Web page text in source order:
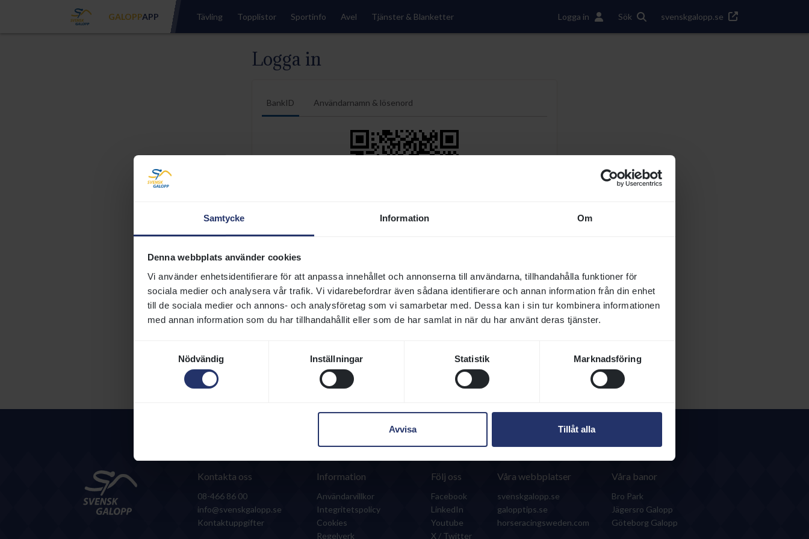
Samtycke Information Om
Denna webbplats använder cookies
Vi använder enhetsidentifierare för att anpassa innehållet och annonserna till användarna, tillhandahålla funktioner för
sociala medier och analysera vår trafik. Vi vidarebefordrar även sådana identifierare och annan information från din enhet
till de sociala medier och annons- och analysföretag som vi samarbetar med. Dessa kan i sin tur kombinera informationen
med annan information som du har tillhandahållit eller som de har samlat in när du har använt deras tjänster.
Nödvändig
Inställningar Statistik Marknadsföring
Avvisa Tillåt alla
GALOPPAPP Tävling Topplistor Sportinfo Avel Tjänster & Blanketter Logga in Sök svenskgalopp.se
Logga in
BankID Användarnamn & lösenord
Så här gör du:
1. Öppna BankID-appen i mobilen.
2. Tryck på QR-symbolen i BankID-appen.
3. Rikta kameran mot QR-koden i denna ruta.
Har du inget konto? Skapa konto
Detta är en webbplats från Svensk Galopp
Kontakta oss
08-466 86 00
info@svenskgalopp.se
Kontaktuppgifter
Information
Användarvillkor
Integritetspolicy
Cookies
Regelverk
Följ oss
Facebook
LinkedIn
Youtube
X / Twitter
Våra webbplatser
svenskgalopp.se
galopptips.se
horseracingsweden.com
Våra banor
Bro Park
Jägersro Galopp
Göteborg Galopp